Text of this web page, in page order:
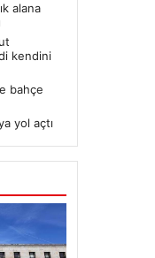
alana
kendini
bahçe
yol açtı